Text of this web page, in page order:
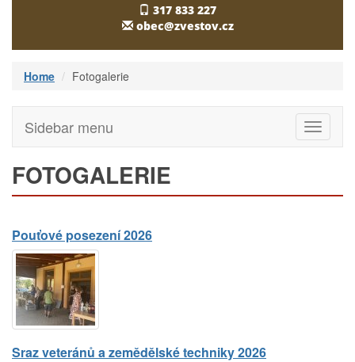
317 833 227
obec@zvestov.cz
Home Fotogalerie
Toggle
Sidebar menu
FOTOGALERIE
Pouťové posezení 2026
Sraz veteránů a zemědělské techniky 2026